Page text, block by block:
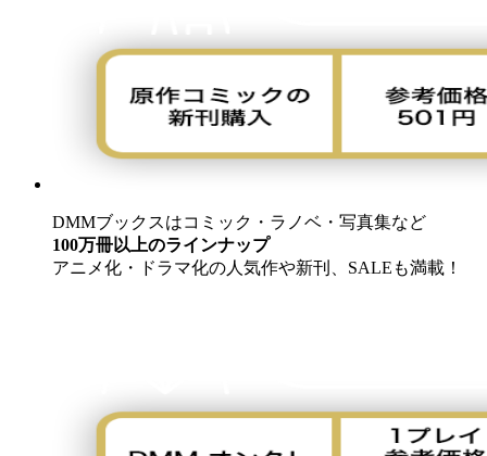
DMMブックスはコミック・ラノベ・写真集など
100万冊以上のラインナップ
アニメ化・ドラマ化の人気作や新刊、SALEも満載！